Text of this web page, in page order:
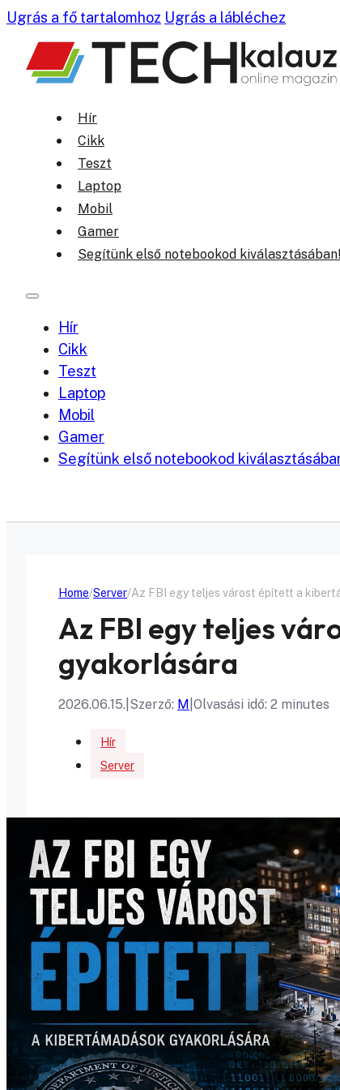
Ugrás a fő tartalomhoz Ugrás a lábléchez
Hír
Cikk
Teszt
Laptop
Mobil
Gamer
Segítünk első notebookod kiválasztásában!
Hír
Cikk
Teszt
Laptop
Mobil
Gamer
Segítünk első notebookod
Home Server Az FBI egy teljes várost épített a
Az FBI egy teljes
gyakorlására
2026.06.15. Szerző: M Olvasási idő: 2 minutes
Hír
Server